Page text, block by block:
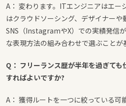
A： 変わります。ITエンジニアはエー
はクラウドソーシング、デザイナーや
SNS（InstagramやX）での実績発信
な表現方法の組み合わせで選ぶことが
Q： フリーランス歴が半年を過ぎて
すればよいですか?
A： 獲得ルートを一つに絞っている可